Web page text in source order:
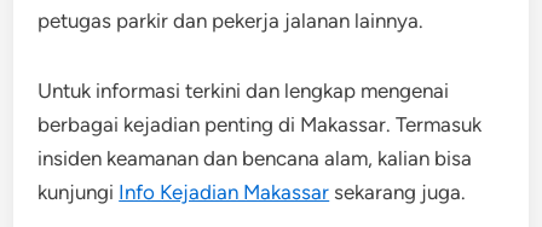
petugas parkir dan pekerja jalanan lainnya.
Untuk informasi terkini dan lengkap mengenai
berbagai kejadian penting di Makassar. Termasuk
insiden keamanan dan bencana alam, kalian bisa
kunjungi Info Kejadian Makassar sekarang juga.